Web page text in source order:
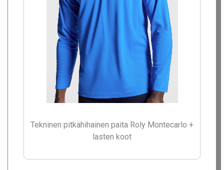
Tekninen pitkähihainen paita Roly Montecarlo +
lasten koot